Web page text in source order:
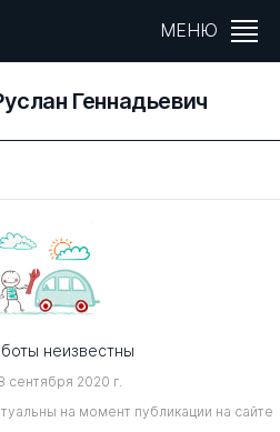
МЕНЮ
Геннадьевич
неизвестны
2020 г.
на момент публикации на сайте